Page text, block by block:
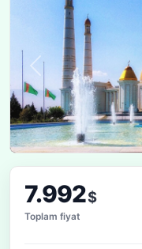
7.992$
Toplam fiyat